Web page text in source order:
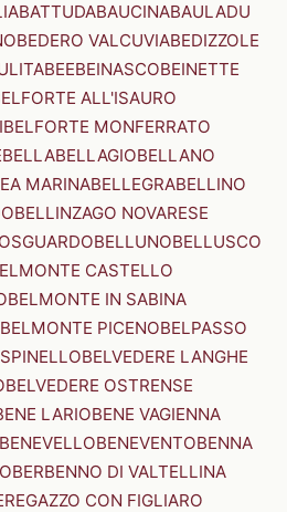
BATTUDABAUCINABAULADU
BEDERO VALCUVIABEDIZZOLE
BEEBEINASCOBEINETTE
ALL'ISAURO
BELFORTE MONFERRATO
BELLABELLAGIOBELLANO
MARINABELLEGRABELLINO
BELLINZAGO NOVARESE
BELLUNOBELLUSCO
CASTELLO
BELMONTE IN SABINA
BELMONTE PICENOBELPASSO
BELVEDERE LANGHE
BELVEDERE OSTRENSE
LARIOBENE VAGIENNA
BENEVELLOBENEVENTOBENNA
BERBENNO DI VALTELLINA
CON FIGLIARO